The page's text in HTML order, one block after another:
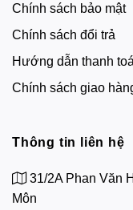
Chính sách bảo mật
Chính sách đổi trả
Hướng dẫn thanh
Chính sách giao
Thông tin liên hệ
31/2A Phan Văn
Môn